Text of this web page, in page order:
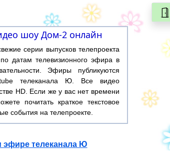
шоу Дом-2 онлайн
серии выпусков телепроекта
датам телевизионного эфира в
Эфиры публикуются
телеканала Ю. Все видео
HD. Если же у вас нет времени
почитать краткое текстовое
события на телепроекте.
телеканала Ю